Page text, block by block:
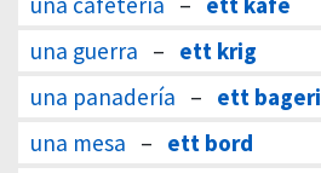
una guerra – ett krig
una panadería – ett bageri
una mesa – ett bord